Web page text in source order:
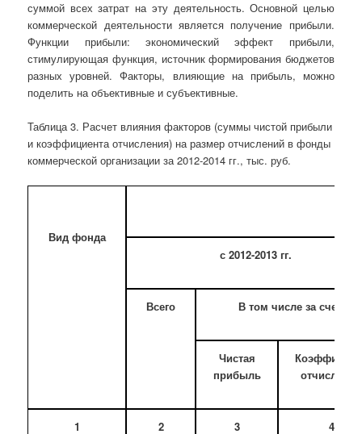
суммой всех затрат на эту деятельность. Основной целью
коммерческой деятельности является получение прибыли.
Функции прибыли: экономический эффект прибыли,
стимулирующая функция, источник формирования бюджетов
разных уровней. Факторы, влияющие на прибыль, можно
поделить на объективные и субъективные.
Таблица 3. Расчет влияния факторов (суммы чистой прибыли
и коэффициента отчисления) на размер отчислений в фонды
коммерческой организации за 2012-2014 гг., тыс. руб.
Вид фонда
с 2012-2013 гг.
Всего В том числе за счет
Чистая
прибыль
отчисления
1 2 3 4